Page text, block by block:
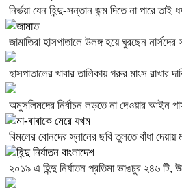
নির্ভয়া যেন হিন্দু-সন্তান জন্ম দিতে না পারে
জামাতিরা হাসপাতালে উলঙ্গ হয়ে ঘুরছেন
হাসপাতালের খাবার তালিকায় গরুর মাংস রাখার
অমুসলিমদের নির্বাচন লড়তে না দেওয়ার আইন
বিমলের বোনদের স্নানের ছবি তুলতে বাঁধা দেয়ায়
২০১৯ এ হিন্দু নির্যাতন প্রতিমা ভাঙচুর ২৪৬ টি,